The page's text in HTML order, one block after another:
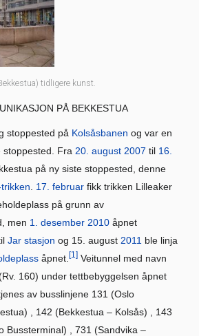
tidligere kunst.
PÅ BEKKESTUA
stoppested på Kolsåsbanen og var en
stoppested. Fra 20. august 2007 til 16.
på ny siste stoppested, denne
17. februar fikk trikken Lilleaker
på grunn av
men 1. desember 2010 åpnet
Jar stasjon og 15. august 2011 ble linja
åpnet. [1] Veitunnel med navn
160) under tettbebyggelsen åpnet
av busslinjene 131 (Oslo
, 142 (Bekkestua – Kolsås) , 143
Bussterminal) , 731 (Sandvika –